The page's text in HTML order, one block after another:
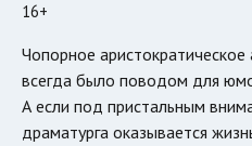
16+
Чопорное
всегда было поводом для
А если под пристальным
драматурга оказывается